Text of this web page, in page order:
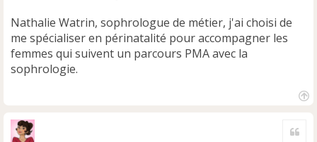
Nathalie Watrin, sophrologue de métier, j'ai choisi de
me spécialiser en périnatalité pour accompagner les
femmes qui suivent un parcours PMA avec la
sophrologie.